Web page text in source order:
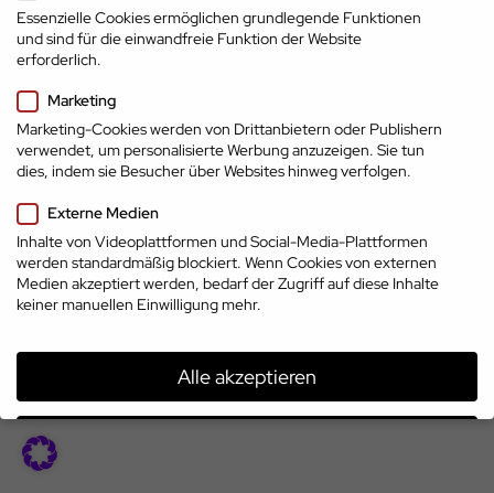
Top-Marken
treffen auf Top-
Talente
© 2026 | www.cp.jobs
Essenzielle Cookies ermöglichen grundlegende Funktionen
und sind für die einwandfreie Funktion der Website
erforderlich.
Marketing
Marketing-Cookies werden von Drittanbietern oder Publishern
verwendet, um personalisierte Werbung anzuzeigen. Sie tun
dies, indem sie Besucher über Websites hinweg verfolgen.
Externe Medien
Inhalte von Videoplattformen und Social-Media-Plattformen
werden standardmäßig blockiert. Wenn Cookies von externen
Medien akzeptiert werden, bedarf der Zugriff auf diese Inhalte
keiner manuellen Einwilligung mehr.
Alle akzeptieren